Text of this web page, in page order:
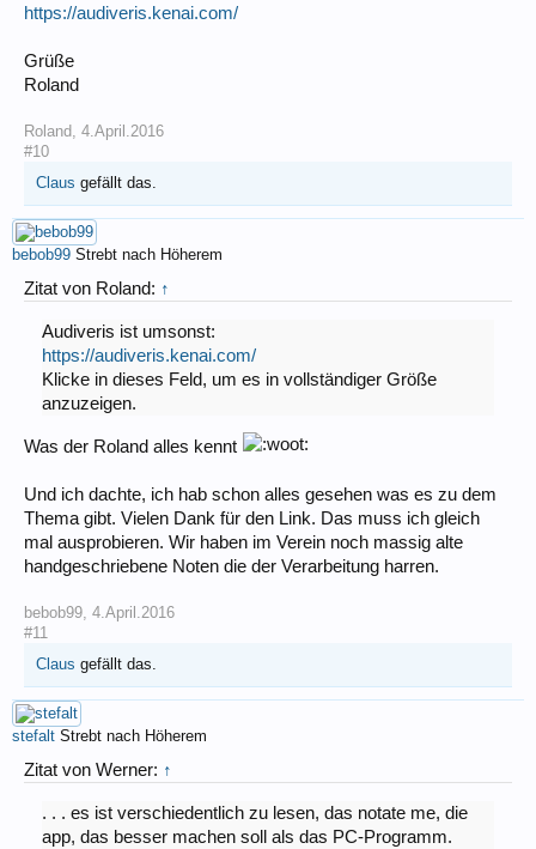
https://audiveris.kenai.com/
Grüße
Roland
Roland
4.April.2016
#10
Claus gefällt das.
bebob99 Strebt nach Höherem
Zitat von Roland: ↑
Audiveris ist umsonst:
https://audiveris.kenai.com/
Klicke in dieses Feld, um es in vollständiger Größe
anzuzeigen.
Was der Roland alles kennt
Und ich dachte, ich hab schon alles gesehen was es zu dem
Thema gibt. Vielen Dank für den Link. Das muss ich gleich
mal ausprobieren. Wir haben im Verein noch massig alte
handgeschriebene Noten die der Verarbeitung harren.
bebob99, 4.April.2016
#11
Claus gefällt das.
stefalt Strebt nach Höherem
Zitat von Werner: ↑
. . . es ist verschiedentlich zu lesen, das notate me, die
app, das besser machen soll als das PC-Programm.